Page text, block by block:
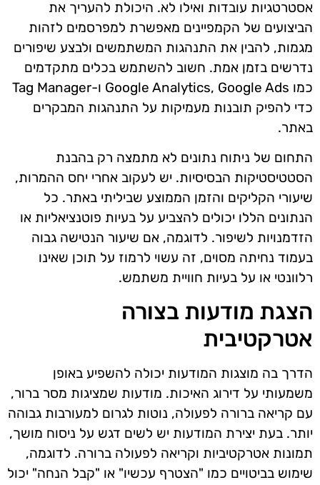
אסטרטגיות עובדות ואילו לא. היכולת להעריך את
הביצועים של הקמפיינים מאפשרת למפרסמים לזהות
מגמות, להבין את התנהגות המשתמשים ולבצע שיפורים
נדרשים בזמן אמת. חשוב להשתמש בכלים מתקדמים
כמו Google Analytics, Google Ads ו-Tag Manager
כדי להפיק תובנות מעמיקות על התנהגות המבקרים
באתר.
התחום של ניתוח נתונים לא מתמצה רק בהבנת
הסטטיסטיקות הבסיסיות. יש לעקוב אחרי יחס ההמרות,
שיעורי הקליקים והזמן הממוצע שביליתי באתר. כל
הנתונים הללו יכולים להצביע על בעיות פוטנציאליות או
הזדמנויות לשיפור. לדוגמה, אם שיעור הנטישה גבוה
בעמוד נחיתה מסוים, זה עשוי לרמוז על תוכן שאינו
רלוונטי או על בעיות חוויית משתמש.
הצגת מודעות בצורה
אטרקטיבית
הדרך בה מוצגות המודעות יכולה להשפיע באופן
משמעותי על דירוג האיכות. מודעות שמציגות מסר ברור,
עם קריאה ברורה לפעולה, נוטות לגרום למעורבות גבוהה
יותר. בעת יצירת המודעות יש לשים דגש על ניסוח מושך,
תמונות אטרקטיביות וקריאה לפעולה ברורה. לדוגמה,
שימוש בביטויים כמו "הצטרף עכשיו" או "קבל הנחה" יכול